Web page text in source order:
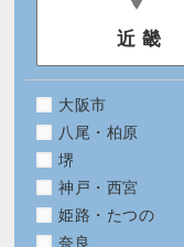
近 畿
大阪市
八尾・柏原
堺
神戸・西宮
姫路・たつの
奈良